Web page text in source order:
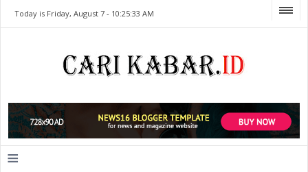
Today is Friday, August 7 - 10:25:33 AM
≡